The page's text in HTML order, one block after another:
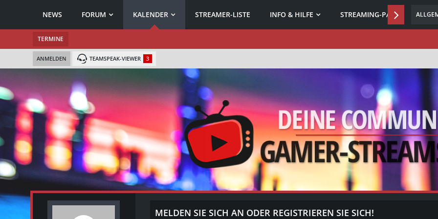
NEWS FORUM KALENDER
TERMINE
STREAMER-LISTE INFO & HILFE STREAMING-PARTNER
ANMELDEN TEAMSPEAK-VIEWER 3
MELDEN SIE SICH AN ODER REGISTRIEREN SIE SICH!